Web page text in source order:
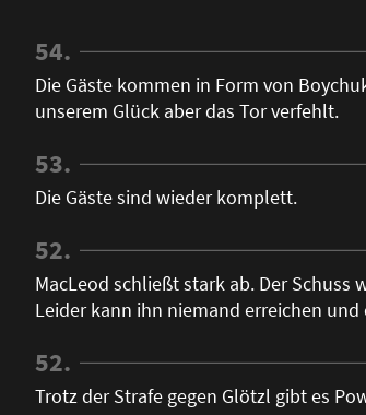
54.
Die Gäste kommen in Form von
unserem Glück aber das Tor verfehlt.
53.
Die Gäste sind wieder komplett.
52.
MacLeod schließt stark ab. Der
Leider kann ihn niemand erreichen und
52.
Trotz der Strafe gegen Glötzl gibt es